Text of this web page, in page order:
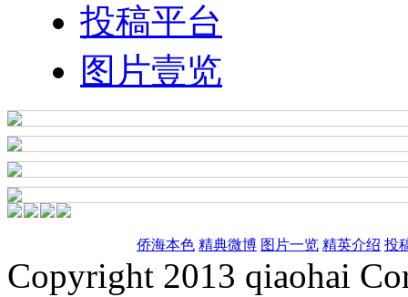
投稿平台
图片壹览
侨海本色 精典微博 图片一览 精英介绍 投
Copyright 2013 qiaohai